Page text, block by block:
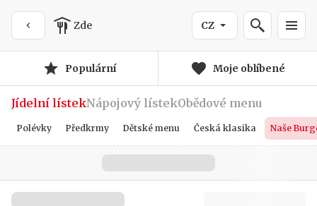
Zde CZ
Populární Moje oblíbené
Jídelní lístekNápojový lístekObědové menu
Polévky Předkrmy Dětské menu Česká klasika Naše